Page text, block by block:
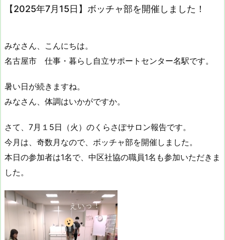
【2025年7月15日】ボッチャ部を開催しました！
みなさん、こんにちは。
名古屋市 仕事・暮らし自立サポートセンター名駅です。
暑い日が続きますね。
みなさん、体調はいかがですか。
さて、7月１5日（火）のくらさぽサロン報告です。
今月は、奇数月なので、ボッチャ部を開催しました。
本日の参加者は1名で、中区社協の職員1名も参加いただきま
した。